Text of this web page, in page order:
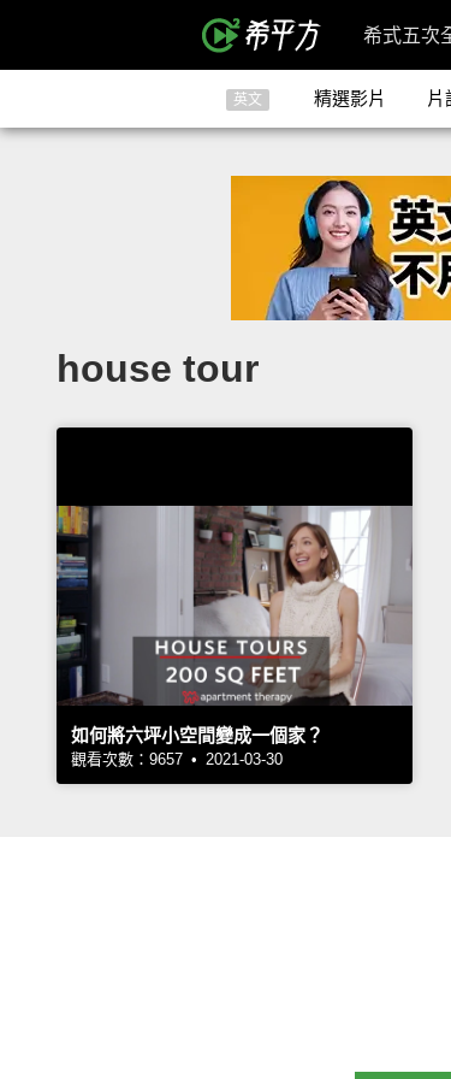
希式五次
英文 精選影片 片
house tour
如何將六坪小空間變成一個家？
觀看次數：9657 • 2021-03-30